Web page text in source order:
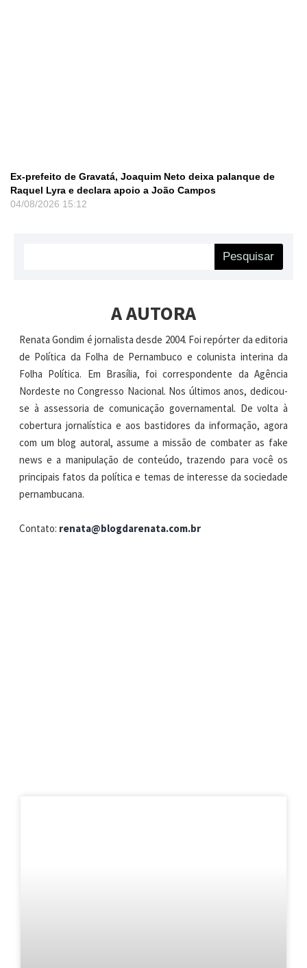
Ex-prefeito de Gravatá, Joaquim Neto deixa palanque de
Raquel Lyra e declara apoio a João Campos
04/08/2026 15:12
Pesquisar
A AUTORA
Renata Gondim é jornalista desde 2004. Foi repórter da editoria
de Política da Folha de Pernambuco e colunista interina da
Folha Política. Em Brasília, foi correspondente da Agência
Nordeste no Congresso Nacional. Nos últimos anos, dedicou-
se à assessoria de comunicação governamental. De volta à
cobertura jornalística e aos bastidores da informação, agora
com um blog autoral, assume a missão de combater as fake
news e a manipulação de conteúdo, trazendo para você os
principais fatos da política e temas de interesse da sociedade
pernambucana.
Contato: renata@blogdarenata.com.br